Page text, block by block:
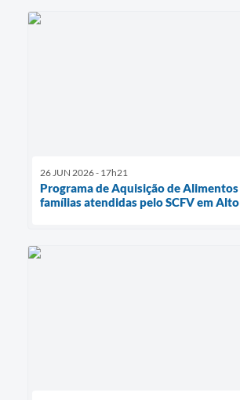
26 JUN 2026 - 17h21
Programa de Aquisição de
famílias atendidas pelo SCFV em